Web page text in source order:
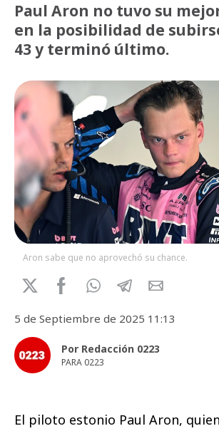
Paul Aron no tuvo su
en la posibilidad de
43 y terminó último.
Aron sabe que no aprovechó su chance.
5 de Septiembre de 2025 11:13
Por Redacción 0223
PARA 0223
El piloto estonio Paul Aron,